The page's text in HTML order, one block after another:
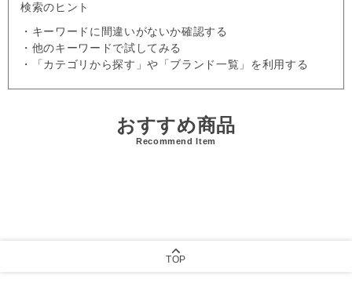
検索のヒント
・キーワードに間違いがないか確認する
・他のキーワードで試してみる
・「カテゴリから探す」や「ブランド一覧」を利用する
おすすめ商品
Recommend Item
TOP